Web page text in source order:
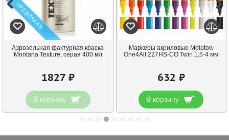
ПРЕДЗАКАЗ
Аэрозольная фактурная краска
Montana Texture, серая 400 мл
1827 ₽
В корзину
Маркеры акриловые Molotow
One4All 227HS-CO Twin 1,5-4 мм
632 ₽
В корзину